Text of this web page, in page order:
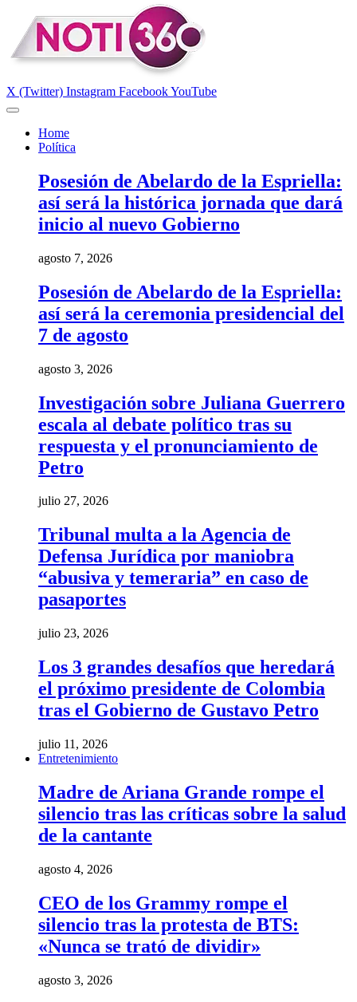
X (Twitter) Instagram FacebookYouTube
Home
Política
Posesión de Abelardo de la Espriella:
así será la histórica jornada que dará
inicio al nuevo Gobierno
agosto 7, 2026
Posesión de Abelardo de la Espriella:
así será la ceremonia presidencial del
7 de agosto
agosto 3, 2026
Investigación sobre Juliana Guerrero
escala al debate político tras su
respuesta y el pronunciamiento de
Petro
julio 27, 2026
Tribunal multa a la Agencia de
Defensa Jurídica por maniobra
“abusiva y temeraria” en caso de
pasaportes
julio 23, 2026
Los 3 grandes desafíos que heredará
el próximo presidente de Colombia
tras el Gobierno de Gustavo Petro
julio 11, 2026
Entretenimiento
Madre de Ariana Grande rompe el
silencio tras las críticas sobre la salud
de la cantante
agosto 4, 2026
CEO de los Grammy rompe el
silencio tras la protesta de BTS:
«Nunca se trató de dividir»
agosto 3, 2026